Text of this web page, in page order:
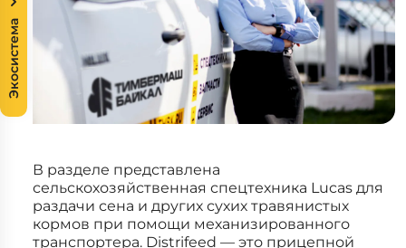
В разделе представлена
сельскохозяйственная спецтехника Lucas для
раздачи сена и других сухих травянистых
кормов при помощи механизированного
транспортера. Distrifeed — это прицепной
Экосистема